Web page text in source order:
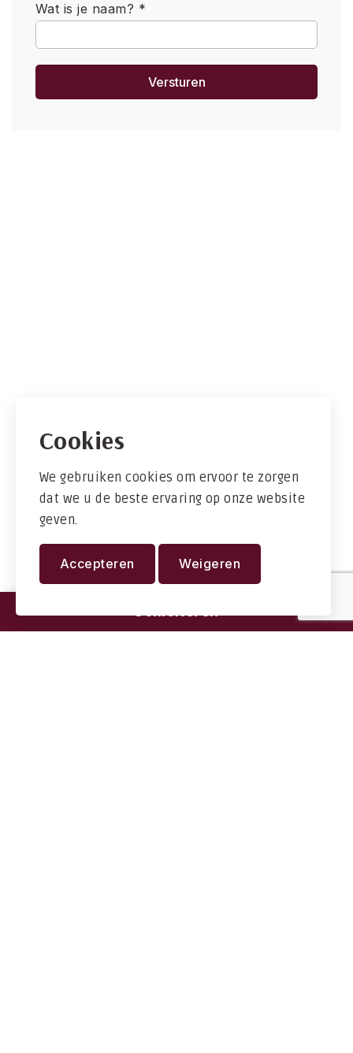
Cookies
We gebruiken cookies om ervoor te zorgen
dat we u de beste ervaring op onze website
geven.
Accepteren Weigeren
Wat is je naam? *
Versturen